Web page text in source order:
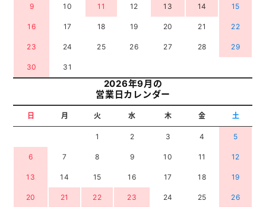
9 10 11 12 13 14 15
16 17 18 19 20 21 22
23 24 25 26 27 28 29
30 31
2026年9月の
営業日カレンダー
日 月 火 水 木 金 土
1 2 3 4 5
6 7 8 9 10 11 12
13 14 15 16 17 18 19
20 21 22 23 24 25 26